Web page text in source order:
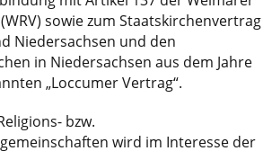
sowie zum Staatskirchenvertrag
Niedersachsen und den
in Niedersachsen aus dem Jahre
„Loccumer Vertrag“.
bzw.
wird im Interesse der